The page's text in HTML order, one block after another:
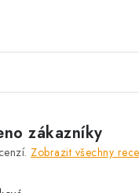
zákazníky
Zobrazit všechny